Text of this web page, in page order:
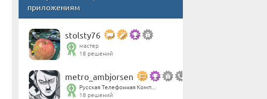
приложениям
stolsty76
мастер
18 решений
metro_ambjorsen
Русская Телефонная Комп...
18 решений